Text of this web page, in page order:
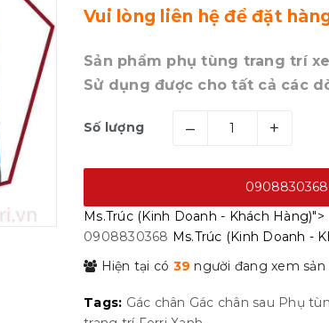
Vui lòng liên hệ để đặt
Sản phẩm phụ tùng trang trí
Sử dụng được cho tất cả các
Số lượng – +
0908830368
Ms.Trúc (Kinh Doanh - Khách Hàng)">
0908830368 Ms.Trúc (Kinh Doanh -
Hiện tại có 39 người đang xem
Tags: Gác chân Gác chân sau Phụ